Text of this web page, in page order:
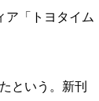
ア「トヨタイム
という。新刊